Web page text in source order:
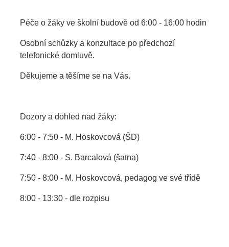
Péče o žáky ve školní budově od 6:00 - 16:00 hodin
Osobní schůzky a konzultace po předchozí
telefonické domluvě.
Děkujeme a těšíme se na Vás.
Dozory a dohled nad žáky:
6:00 - 7:50 - M. Hoskovcová (ŠD)
7:40 - 8:00 - S. Barcalová (šatna)
7:50 - 8:00 - M. Hoskovcová, pedagog ve své třídě
8:00 - 13:30 - dle rozpisu